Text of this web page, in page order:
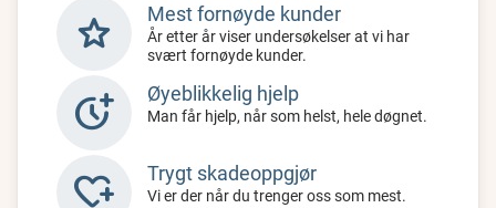
star Mest fornøyde kunder
År etter år viser undersøkelser at vi har
svært fornøyde kunder.
more_time Øyeblikkelig hjelp
Man får hjelp, når som helst, hele døgnet.
heart_plus Trygt skadeoppgjør
Vi er der når du trenger oss som mest.